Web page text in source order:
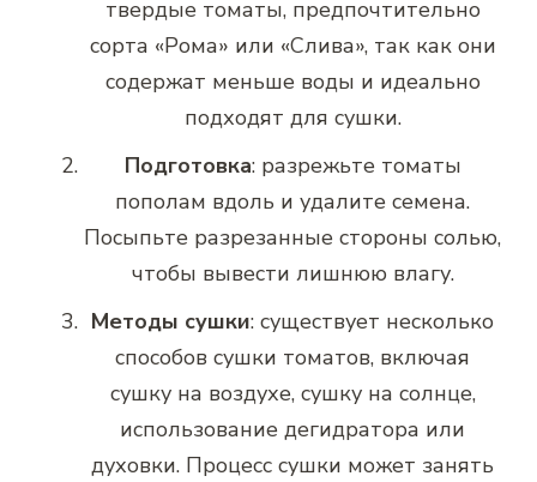
твердые томаты, предпочтительно
сорта «Рома» или «Слива», так как они
содержат меньше воды и идеально
подходят для сушки.
Подготовка: разрежьте томаты
пополам вдоль и удалите семена.
Посыпьте разрезанные стороны солью,
чтобы вывести лишнюю влагу.
Методы сушки: существует несколько
способов сушки томатов, включая
сушку на воздухе, сушку на солнце,
использование дегидратора или
духовки. Процесс сушки может занять